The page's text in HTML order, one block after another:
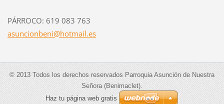
PÁRROCO: 619 083 763
asuncionbeni@hotmail.es
© 2013 Todos los derechos reservados Parroquia Asunción de Nuestra
Señora (Benimaclet).
Haz tu página web gratis